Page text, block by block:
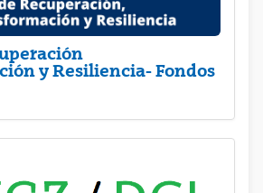
y Resiliencia- Fondos